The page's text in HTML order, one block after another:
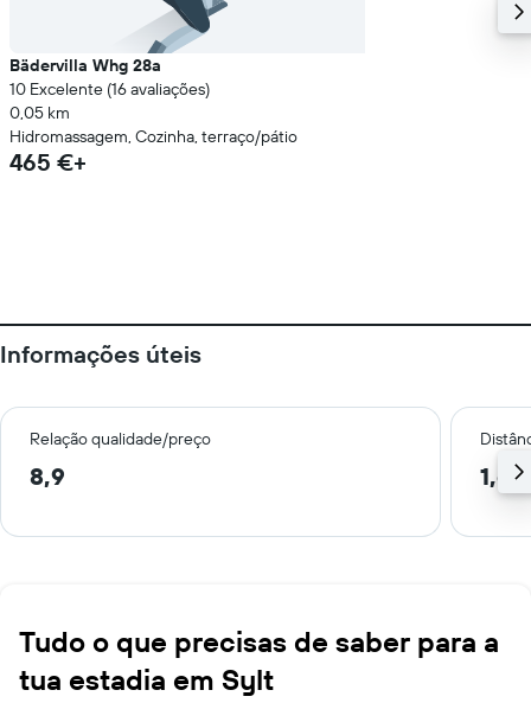
Bädervilla Whg 28a
10 Excelente (16 avaliações)
0,05 km
Hidromassagem, Cozinha, terraço/pátio
465 €+
Informações úteis
Relação qualidade/preço
8,9 1,6
Tudo o que precisas de saber para a
tua estadia em Sylt